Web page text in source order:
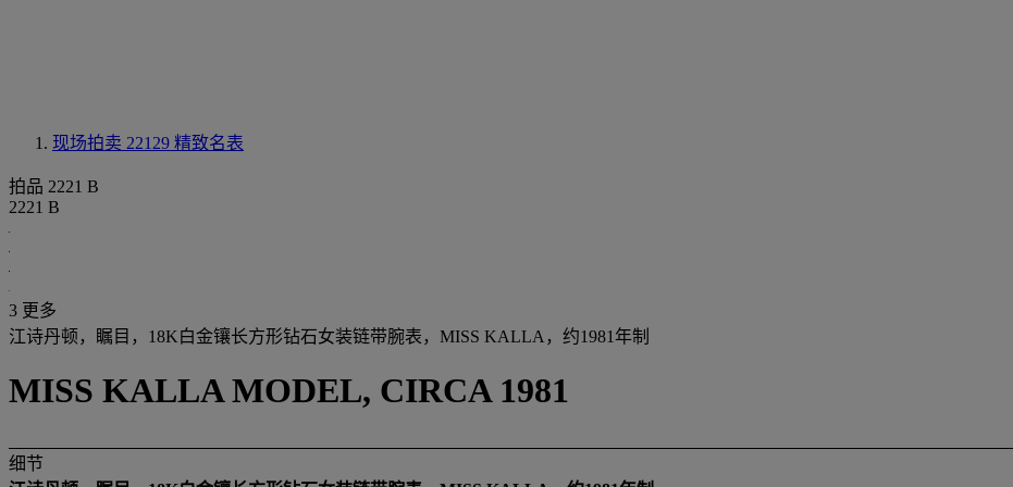
现场拍卖 22129 精致名表
拍品 2221 B
2221 B
3 更多
江诗丹顿，瞩目，18K白金镶长方形钻石女装链带腕表，MISS KALLA，约1981年制
MISS KALLA MODEL, CIRCA 1981
细节